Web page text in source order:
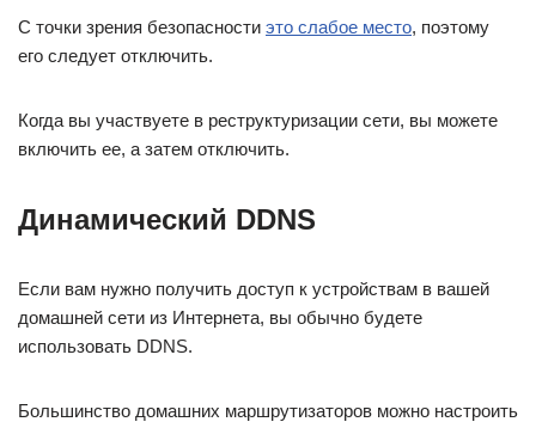
С точки зрения безопасности это слабое место, поэтому
его следует отключить.
Когда вы участвуете в реструктуризации сети, вы можете
включить ее, а затем отключить.
Динамический DDNS
Если вам нужно получить доступ к устройствам в вашей
домашней сети из Интернета, вы обычно будете
использовать DDNS.
Большинство домашних маршрутизаторов можно настроить